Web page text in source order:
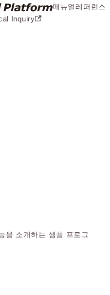
매뉴얼레퍼런스
Inquiry
을 소개하는 샘플 프로그